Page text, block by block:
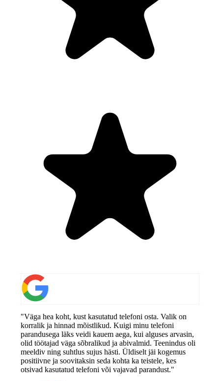
"Väga hea koht, kust kasutatud telefoni osta. Valik on
korralik ja hinnad mõistlikud. Kuigi minu telefoni
parandusega läks veidi kauem aega, kui alguses arvasin,
olid töötajad väga sõbralikud ja abivalmid. Teenindus oli
meeldiv ning suhtlus sujus hästi. Üldiselt jäi kogemus
positiivne ja soovitaksin seda kohta ka teistele, kes
otsivad kasutatud telefoni või vajavad parandust."